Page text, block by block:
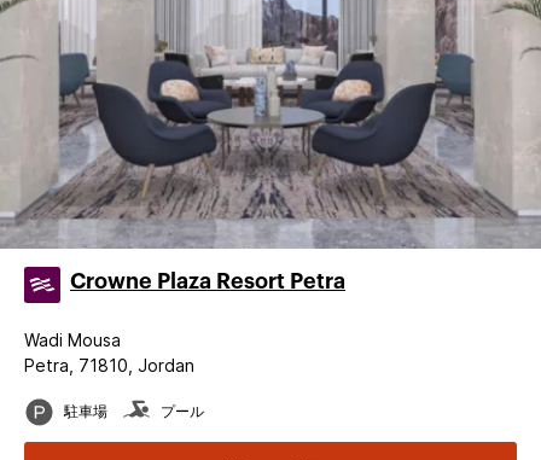
Crowne Plaza Resort Petra
Wadi Mousa
Petra, 71810, Jordan
駐車場 プール